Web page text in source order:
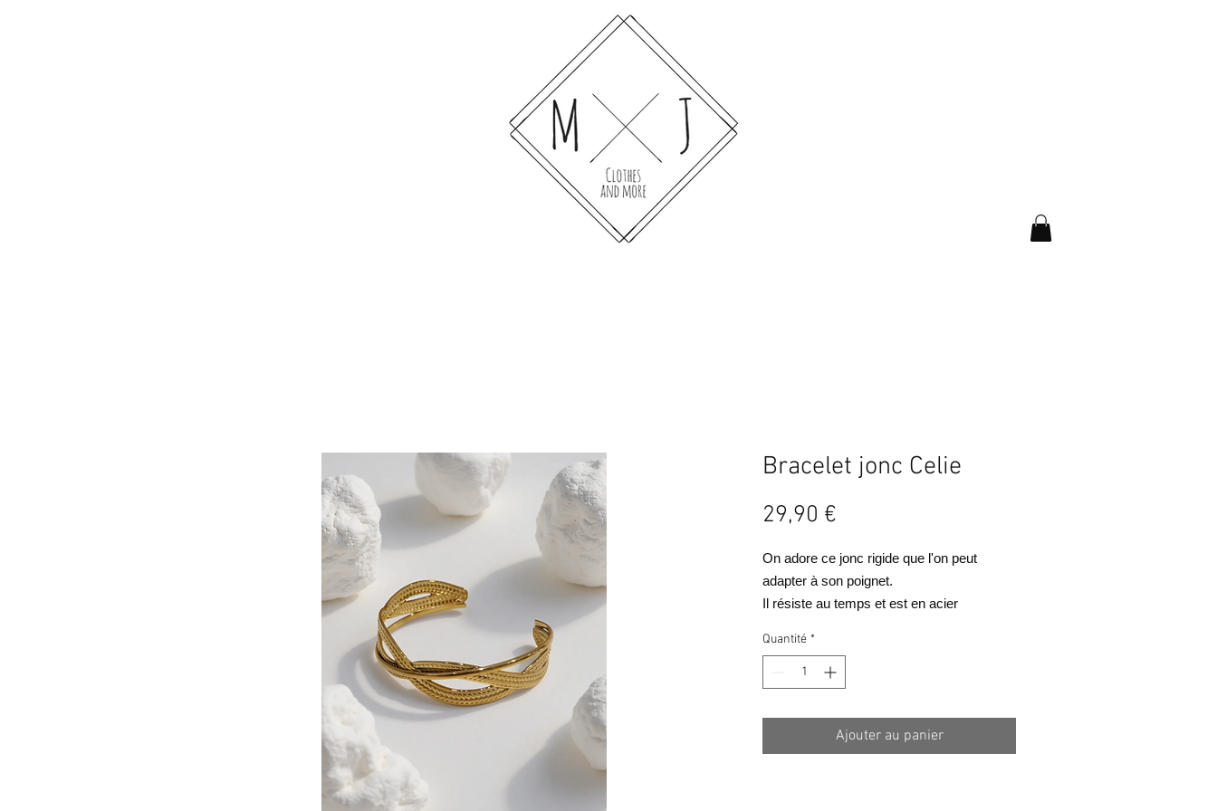
Bracelet jonc Celie
29,90 €
On adore ce jonc rigide que l'on peut
adapter à son poignet.
Il résiste au temps et est en acier
Quantité *
Ajouter au panier